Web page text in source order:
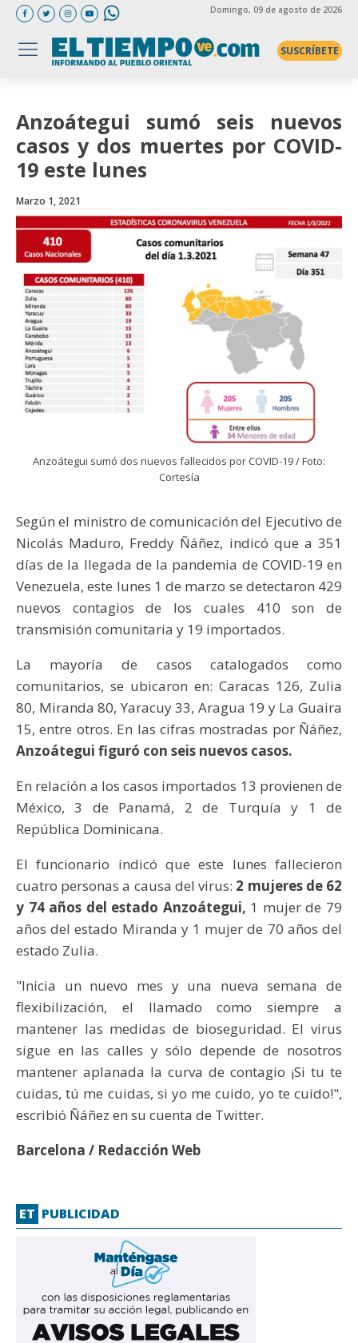
Domingo, 09 de agosto de 2026
SUSCRÍBETE
Anzoátegui sumó seis nuevos
casos y dos muertes por COVID-
19 este lunes
Marzo 1, 2021
Anzoátegui sumó dos nuevos fallecidos por COVID-19 / Foto:
Cortesía
Según el ministro de comunicación del Ejecutivo de
Nicolás Maduro, Freddy Ñáñez, indicó que a 351
días de la llegada de la pandemia de COVID-19 en
Venezuela, este lunes 1 de marzo se detectaron 429
nuevos contagios de los cuales 410 son de
transmisión comunitaria y 19 importados.
La mayoría de casos catalogados como
comunitarios, se ubicaron en: Caracas 126, Zulia
80, Miranda 80, Yaracuy 33, Aragua 19 y La Guaira
15, entre otros. En las cifras mostradas por Ñáñez,
Anzoátegui figuró con seis nuevos casos.
En relación a los casos importados 13 provienen de
México, 3 de Panamá, 2 de Turquía y 1 de
República Dominicana.
El funcionario indicó que este lunes fallecieron
cuatro personas a causa del virus: 2 mujeres de 62
y 74 años del estado Anzoátegui, 1 mujer de 79
años del estado Miranda y 1 mujer de 70 años del
estado Zulia.
"Inicia un nuevo mes y una nueva semana de
flexibilización, el llamado como siempre a
mantener las medidas de bioseguridad. El virus
sigue en las calles y sólo depende de nosotros
mantener aplanada la curva de contagio ¡Si tu te
cuidas, tú me cuidas, si yo me cuido, yo te cuido!",
escribió Ñáñez en su cuenta de Twitter.
Barcelona / Redacción Web
ET PUBLICIDAD